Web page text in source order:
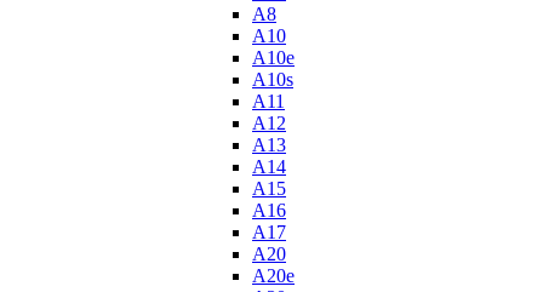
A8
A10
A10e
A10s
A11
A12
A13
A14
A15
A16
A17
A20
A20e